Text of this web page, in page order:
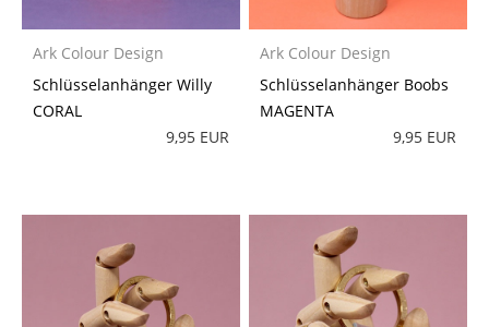
Ark Colour Design
Schlüsselanhänger Willy
CORAL
9,95 EUR
Ark Colour Design
Schlüsselanhänger Boobs
MAGENTA
9,95 EUR